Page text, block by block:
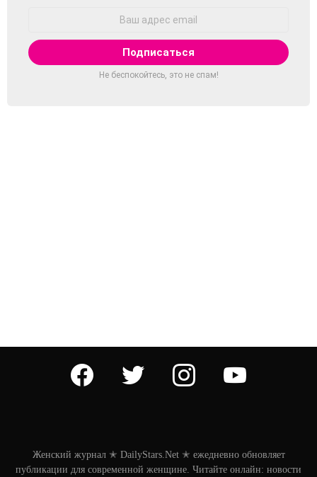
Не беспокойтесь, это не спам!
facebook twitter instagram
Женский журнал ✭ DailyStars.Net ✭ ежедневно обновляет
публикации для современной женщине. Читайте онлайн: новости